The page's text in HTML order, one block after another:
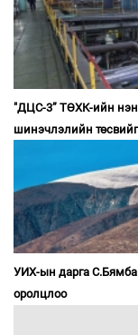
"ДЦС-3” ТӨХК-ийн нэн
шинэчлэлийн
УИХ-ын дарга
оролцлоо